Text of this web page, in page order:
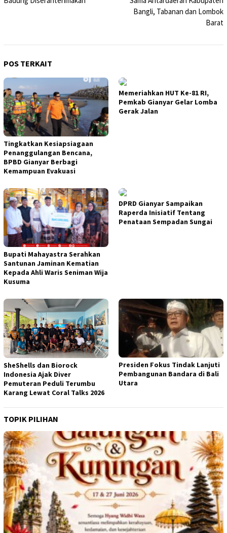
Bangli, Tabanan dan Lombok
Barat
POS TERKAIT
Tingkatkan Kesiapsiagaan
Penanggulangan Bencana,
BPBD Gianyar Berbagi
Kemampuan Evakuasi
Memeriahkan HUT Ke-81 RI,
Pemkab Gianyar Gelar Lomba
Gerak Jalan
Bupati Mahayastra Serahkan
Santunan Jaminan Kematian
Kepada Ahli Waris Seniman Wija
Kusuma
DPRD Gianyar Sampaikan
Raperda Inisiatif Tentang
Penataan Sempadan Sungai
SheShells dan Biorock
Indonesia Ajak Diver
Pemuteran Peduli Terumbu
Karang Lewat Coral Talks 2026
Presiden Fokus Tindak Lanjuti
Pembangunan Bandara di Bali
Utara
TOPIK PILIHAN